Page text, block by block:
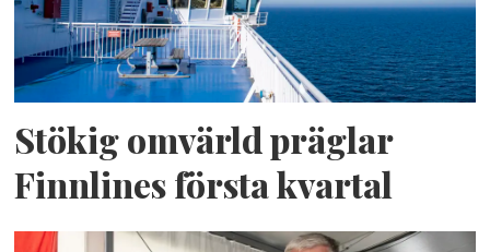
Stökig omvärld präglar
Finnlines första kvartal